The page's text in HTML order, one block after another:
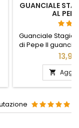
GUANCIALE
AL
Guanciale
di Pepe Il
crosta di pepe
della
selezionata,
trattamento
naturale di 45-
guanciale un
